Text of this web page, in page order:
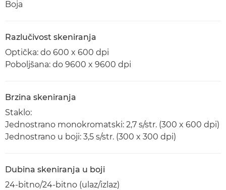
Boja
Razlučivost skeniranja
Optička: do 600 x 600 dpi
Poboljšana: do 9600 x 9600 dpi
Brzina skeniranja
Staklo:
Jednostrano monokromatski: 2,7 s/str. (300 x 600 dpi)
Jednostrano u boji: 3,5 s/str. (300 x 300 dpi)
Dubina skeniranja u boji
24-bitno/24-bitno (ulaz/izlaz)